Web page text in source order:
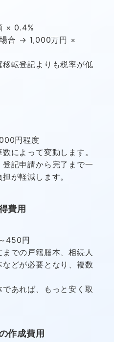
× 0.4%
合 → 1,000万円 ×
転登記よりも税率が低
円程度
によって変動します。
記申請から完了まで一
が軽減します。
費用
450円
での戸籍謄本、相続人
どが必要となり、複数
あれば、もっと安く取
作成費用